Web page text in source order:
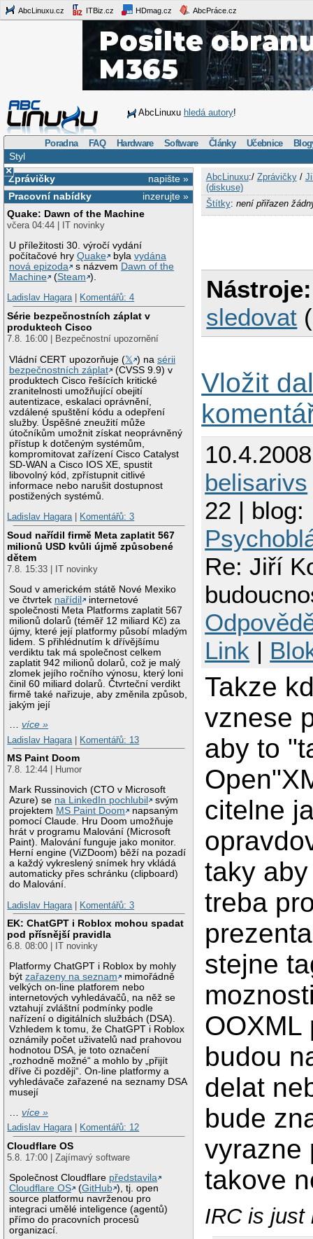
AbcLinuxu.cz ITBiz.cz HDmag.cz AbcPráce.cz
AbcLinuxu hledá autory!
Poradna FAQ Hardware Software Články Učebnice
Styl
×
napište »
Zprávičky
inzerujte »
Pracovní nabídky
Quake: Dawn of the Machine
včera 04:44 | IT novinky
U příležitosti 30. výročí vydání
počítačové hryQuake bylavydána
nová epizoda
s názvem Dawn of the
Machine
(Steam ).
Ladislav Hagara| Komentářů: 4
Série bezpečnostních záplat v
produktech Cisco
7.8. 16:00 | Bezpečnostní upozornění
Vládní CERT upozorňuje (𝕏 ) nasérii
bezpečnostních záplat
(CVSS 9.9) v
produktech Cisco řešících kritické
zranitelnosti umožňující obejití
autentizace, eskalaci oprávnění,
vzdálené spuštění kódu a odepření
služby. Úspěšné zneužití může
útočníkům umožnit získat neoprávněný
přístup k dotčeným systémům,
kompromitovat zařízení Cisco Catalyst
SD-WAN a Cisco IOS XE, spustit
libovolný kód, zpřístupnit citlivé
informace nebo narušit dostupnost
postižených systémů.
Ladislav Hagara| Komentářů: 3
Soud nařídil firmě Meta zaplatit 567
milionů USD kvůli újmě způsobené
dětem
7.8. 15:33 | IT novinky
Soud v americkém státě Nové Mexiko
ve čtvrtek nařídil
internetové
společnosti Meta Platforms zaplatit 567
milionů dolarů (téměř 12 miliard Kč) za
újmy, které její platformy působí mladým
lidem. S přihlédnutím k dřívějšímu
verdiktu tak má společnost celkem
zaplatit 942 milionů dolarů, což je malý
zlomek jejího ročního výnosu, který loni
činil 60 miliard dolarů. Čtvrteční verdikt
firmě také nařizuje, aby změnila způsob,
jakým její
…více »
Ladislav Hagara
Komentářů: 13
MS Paint Doom
7.8. 12:44 | Humor
Mark Russinovich (CTO v Microsoft
Azure) se na LinkedIn pochlubil
svým
projektem MS Paint Doom
napsaným
pomocí Claude. Hru Doom umožňuje
hrát v programu Malování (Microsoft
Paint). Malování funguje jako monitor.
Herní engine (ViZDoom) běží na pozadí
a každý vykreslený snímek hry vkládá
automaticky přes schránku (clipboard)
do Malování.
Ladislav Hagara
Komentářů: 3
EK: ChatGPT i Roblox mohou spadat
pod přísnější pravidla
6.8. 08:00 | IT novinky
Platformy ChatGPT i Roblox by mohly
býtzařazeny na seznam
mimořádně
velkých on-line platforem nebo
internetových vyhledávačů, na něž se
vztahují zvláštní podmínky podle
nařízení o digitálních službách (DSA).
Vzhledem k tomu, že ChatGPT i Roblox
oznámily počet uživatelů nad prahovou
hodnotou DSA, je toto označení
„rozhodně možné“ a mohlo by „přijít
dříve či později“. On-line platformy a
vyhledávače zařazené na seznamy DSA
musejí
…více »
Ladislav Hagara| Komentářů: 12
Cloudflare OS
5.8. 17:00 | Zajímavý software
Společnost Cloudflare představila
Cloudflare OS
(GitHub ), tj. open
source platformu navrženou pro
integraci umělé inteligence (agentů)
přímo do pracovních procesů
organizací.
AbcLinuxu:/ Zprávičky/
(diskuse)
Štítky: není přiřazen
Nástroje:
sledovat
Vložit
belisarivs
22 | blog:
Re: Jiří
Link |
Takze
vznese
aby to
citelne
taky
treba
stejne
OOXML
budou
delat
bude
vyrazne
takove
IRC is just